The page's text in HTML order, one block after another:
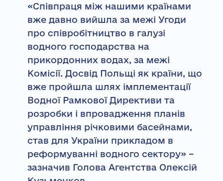
«Співпраця між нашими країнами
вже давно вийшла за межі Угоди
про співробітництво в галузі
водного господарства на
прикордонних водах, за межі
Комісії. Досвід Польщі як країни, що
вже пройшла шлях імплементації
Водної Рамкової Директиви та
розробки і впровадження планів
управління річковими басейнами,
став для України прикладом в
реформуванні водного сектору» –
зазначив Голова Агентства Олексій